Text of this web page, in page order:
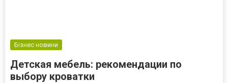
Бізнес новини
Детская мебель: рекомендации по
выбору кроватки